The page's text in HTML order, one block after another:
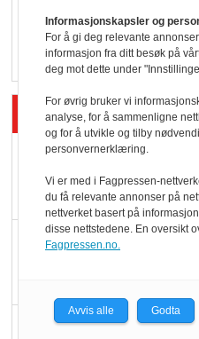
i
Siste artikler -
Informasjonskapsler og
For å gi deg relevante
informasjon fra ditt besøk på
deg mot dette under
For øvrig bruker vi
analyse, for å sammenligne
og for å utvikle og tilby
personvernerklæring.
Vi er med i Fagpressen-
du få relevante annonser på
nettverket basert på
disse nettstedene. En oversikt
Fagpressen.no.
Avvis alle Godta